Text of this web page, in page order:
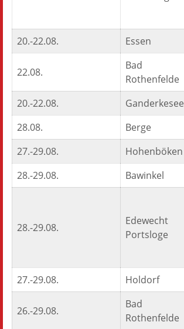
20.-22.08. Essen
22.08.
Bad
Rothenfelde
20.-22.08. Ganderkesee
28.08.
Berge
27.-29.08.
Hohenböken
28.-29.08.
Bawinkel
28.-29.08.
Edewecht
Portsloge
27.-29.08. Holdorf
26.-29.08.
Bad
Rothenfelde